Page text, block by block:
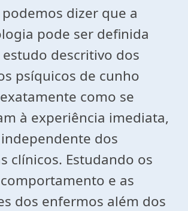
dizer que a
pode ser definida
descritivo dos
psíquicos de cunho
como se
à experiência imediata,
dos
clínicos. Estudando os
e as
dos enfermos além dos